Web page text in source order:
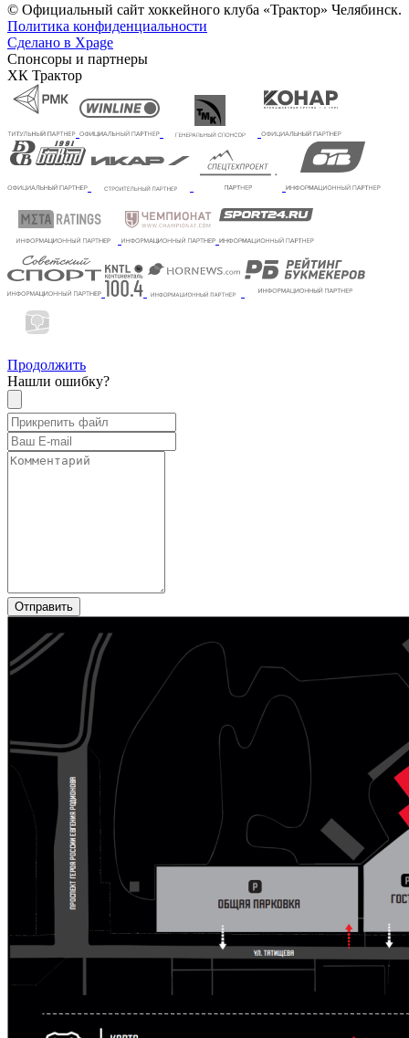
© Официальный сайт хоккейного клуба «Трактор» Челябинск.
Политика конфиденциальности
Сделано в Xpage
Спонсоры и партнеры
ХК Трактор
Продолжить
Нашли ошибку?